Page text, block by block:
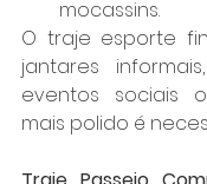
mocassins.
O traje esporte
jantares
eventos sociais
mais polido é